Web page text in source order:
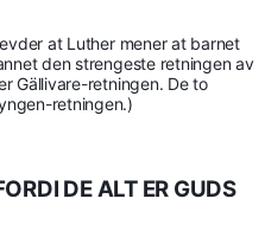
at Luther mener at barnet
den strengeste retningen av
Gällivare-retningen. De to
retningen.)
DE ALT ER GUDS